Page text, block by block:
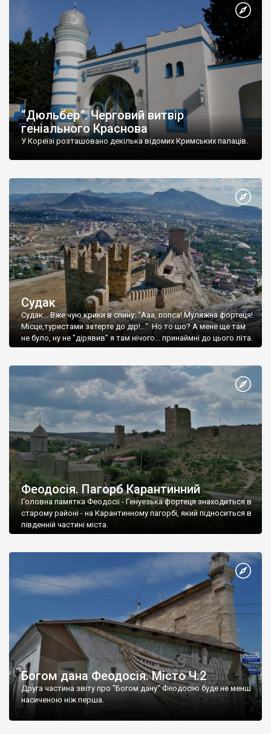
“Дюльбер”. Черговий витвір
геніального Краснова
У Кореїзі розташовано декілька відомих Кримських палаців.
Судак
Судак... Вже чую крики в спину: "Ааа, попса! Муляжна фортеця!
Місце,туристами затерте до дір!..." Но то шо? А мене ще там
не було, ну не "дірявив" я там нічого... принаймні до цього літа.
Феодосія. Пагорб Карантинний
Головна памятка Феодосії - Генуезька фортеця знаходиться в
старому районі - на Карантинному пагорбі, який підноситься в
південній частині міста.
Богом дана Феодосія. Місто Ч.2
Друга частина звіту про "Богом дану" Феодосію буде не менш
насиченою ніж перша.